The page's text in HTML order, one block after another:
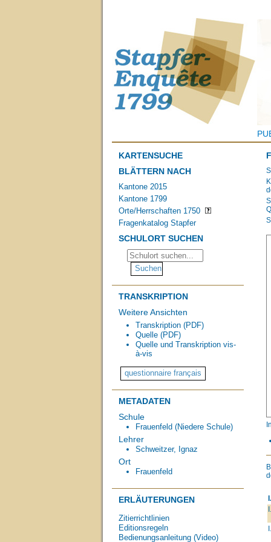
KARTENSUCHE
BLÄTTERN NACH
Kantone 2015
Kantone 1799
Orte/Herrschaften 1750
Fragenkatalog Stapfer
SCHULORT SUCHEN
TRANSKRIPTION
Weitere Ansichten
Transkription (PDF)
Quelle (PDF)
Quelle und Transkription vis-
à-vis
METADATEN
Schule
Frauenfeld (Niedere Schule)
Lehrer
Schweitzer, Ignaz
Ort
Frauenfeld
ERLÄUTERUNGEN
Zitierrichtlinien
Editionsregeln
Bedienungsanleitung (Video)